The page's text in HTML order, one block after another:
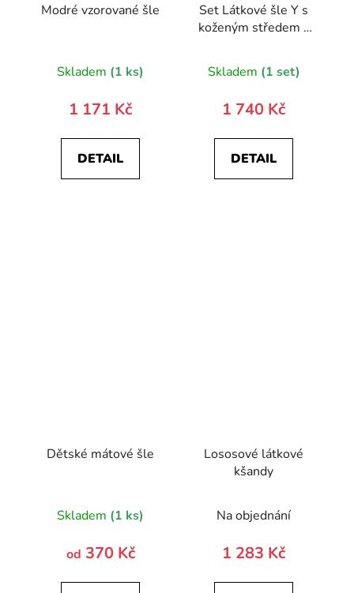
Modré vzorované šle
Skladem (1 ks)
1 171 Kč
DETAIL
Set Látkové šle Y s
koženým středem a
35 mm, motýlek a
kapesníček 881-
Skladem (1 set)
1 740 Kč
DETAIL
Dětské mátové šle
Skladem (1 ks)
od 370 Kč
Lososové látkové
kšandy
Na objednání
1 283 Kč